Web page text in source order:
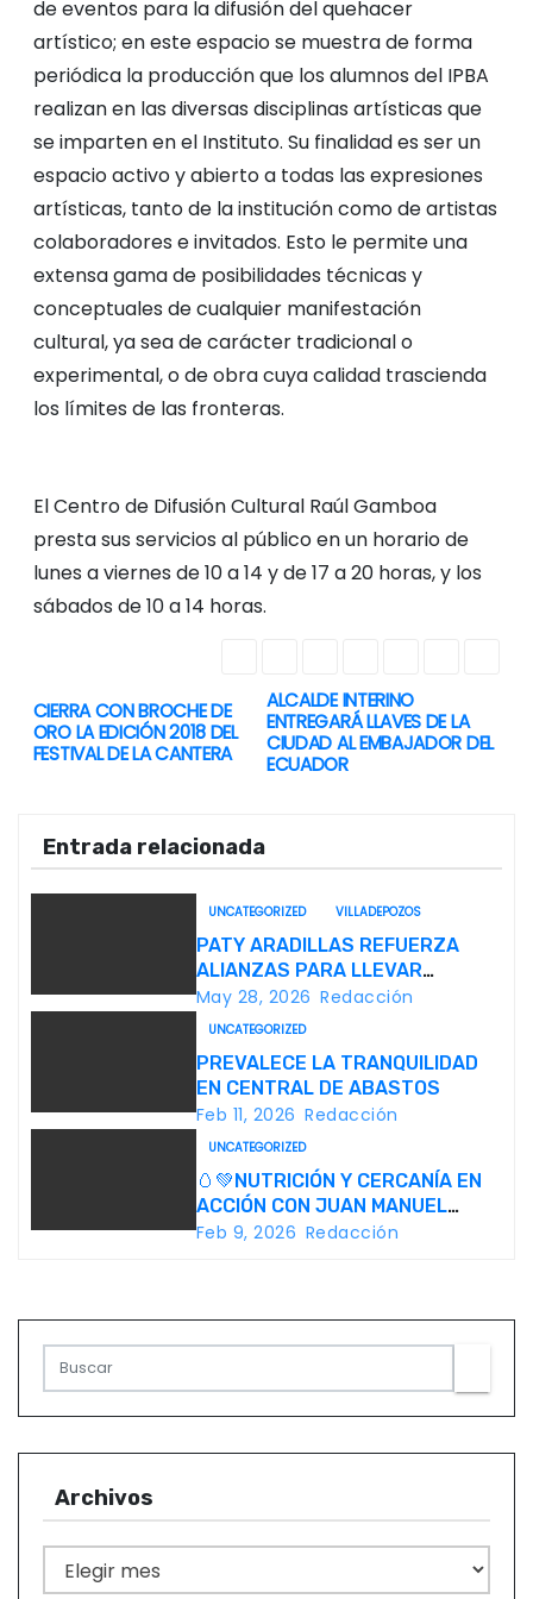
de eventos para la difusión del quehacer
artístico; en este espacio se muestra de forma
periódica la producción que los alumnos del IPBA
realizan en las diversas disciplinas artísticas que
se imparten en el Instituto. Su finalidad es ser un
espacio activo y abierto a todas las expresiones
artísticas, tanto de la institución como de artistas
colaboradores e invitados. Esto le permite una
extensa gama de posibilidades técnicas y
conceptuales de cualquier manifestación
cultural, ya sea de carácter tradicional o
experimental, o de obra cuya calidad trascienda
los límites de las fronteras.
El Centro de Difusión Cultural Raúl Gamboa
presta sus servicios al público en un horario de
lunes a viernes de 10 a 14 y de 17 a 20 horas, y los
sábados de 10 a 14 horas.
N
a
e
c
ó
e
t
r
a
d
ALCALDE INTERINO
ENTREGARÁ LLAVES DE LA
CIUDAD AL EMBAJADOR DEL
ECUADOR
CIERRA CON BROCHE DE
ORO LA EDICIÓN 2018 DEL
FESTIVAL DE LA CANTERA
Entrada relacionada
UNCATEGORIZED VILLADEPOZOS
PATY ARADILLAS REFUERZA
ALIANZAS PARA LLEVAR
CULTURA A TODO VILLA DE
POZOS
May 28, 2026 Redacción
UNCATEGORIZED
PREVALECE LA TRANQUILIDAD
EN CENTRAL DE ABASTOS
Feb 11, 2026 Redacción
UNCATEGORIZED
🥚💚NUTRICIÓN Y CERCANÍA EN
ACCIÓN CON JUAN MANUEL
NAVARRO
Feb 9, 2026 Redacción
Archivos
r